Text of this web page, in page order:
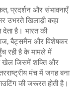
प्रदर्शन और संभावनाएँ
उभरते खिलाड़ीकहा
है। भारत की
बैट्समैन और विशेषकर
रही हैके मामले में
खेल जिसमें शक्ति और
मंच में जगह बना
की जरूरत होती है।